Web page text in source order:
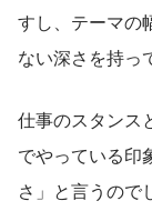
すし、テーマの
ない深さを持っ
仕事のスタンス
でやっている印
さ」と言うので